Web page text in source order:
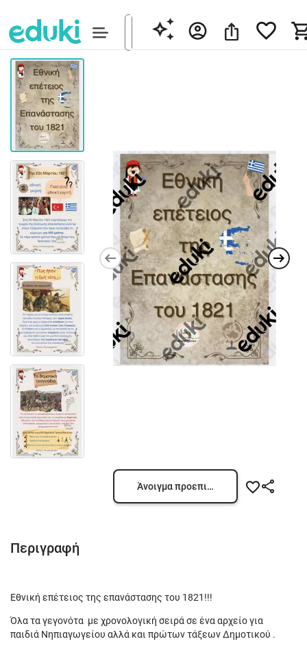
Άνοιγμα προεπισκόπησης
Περιγραφή
Εθνική επέτειος της επανάστασης του 1821!!!
Όλα τα γεγονότα με χρονολογική σειρά σε ένα αρχείο για
παιδιά Νηπιαγωγείου αλλά και πρώτων τάξεων Δημοτικού .